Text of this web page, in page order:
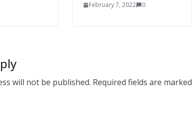
February 7, 2022 0
will not be published. Required fields are marked